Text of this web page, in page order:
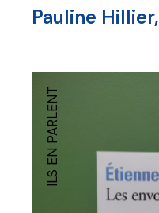
Pauline
ILS EN PARLENT